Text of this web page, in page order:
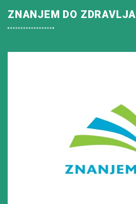
ZNANJEM DO ZDRAVLJA